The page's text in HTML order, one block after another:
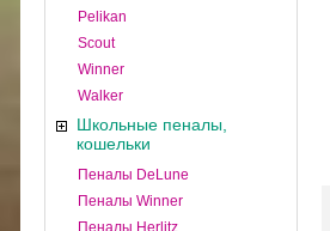
Pelikan
Scout
Winner
Walker
Школьные пеналы,
кошельки
Пеналы DeLune
Пеналы Winner
Пеналы Herlitz